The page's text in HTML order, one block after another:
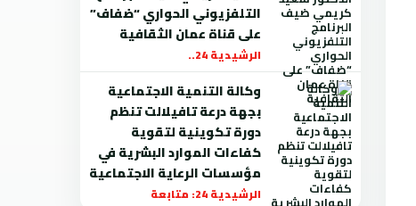
التلفزيوني الحواري “ضفاف”
على قناة عمان الثقافية
الرشيدية 24..
وكالة التنمية الاجتماعية
بجهة درعة تافيلالت تنظم
دورة تكوينية لتقوية
كفاءات الموارد البشرية في
مؤسسات الرعاية الاجتماعية
الرشيدية 24: متابعة